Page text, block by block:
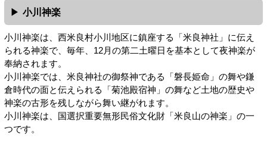
小川神楽
小川神楽は、西米良村小川地区に鎮座する「米良神社」に伝え
られる神楽で、毎年、12月の第二土曜日を基本として夜神楽が
奉納されます。
小川神楽では、米良神社の御祭神である「磐長姫命」の舞や鎌
倉時代の面と伝えられる「菊池殿宿神」の舞など土地の歴史や
神楽の古形を残しながら舞い継がれます。
小川神楽は、国選択重要無形民俗文化財「米良山の神楽」の一
つです。